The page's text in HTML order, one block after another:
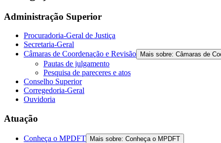
Administração Superior
Procuradoria-Geral de Justiça
Secretaria-Geral
Câmaras de Coordenação e Revisão
Mais sobre: Câmaras de
Pautas de julgamento
Pesquisa de pareceres e atos
Conselho Superior
Corregedoria-Geral
Ouvidoria
Atuação
Conheça o MPDFT Mais sobre: Conheça o MPDFT